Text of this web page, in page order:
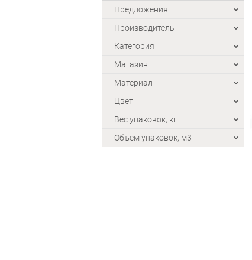
Предложения
Производитель
Категория
Магазин
Материал
Цвет
Вес упаковок, кг
Объем упаковок, м3